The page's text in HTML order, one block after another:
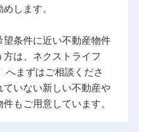
します。
望条件に近い不動産物件
は、ネクストライフ
へまずはご相談くださ
いない新しい不動産や
もご用意しています。